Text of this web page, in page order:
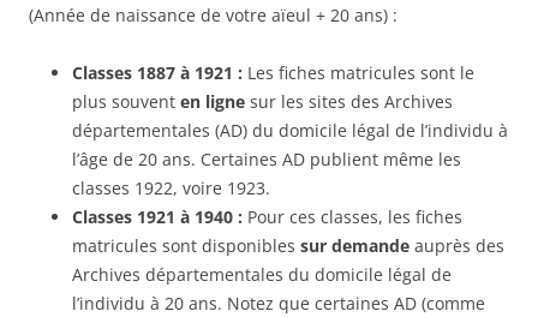
(Année de naissance de votre aïeul + 20 ans) :
Classes 1887 à 1921 : Les fiches matricules sont le
plus souvent en ligne sur les sites des Archives
départementales (AD) du domicile légal de l’individu à
l’âge de 20 ans. Certaines AD publient même les
classes 1922, voire 1923.
Classes 1921 à 1940 : Pour ces classes, les fiches
matricules sont disponibles sur demande auprès des
Archives départementales du domicile légal de
l’individu à 20 ans. Notez que certaines AD (comme